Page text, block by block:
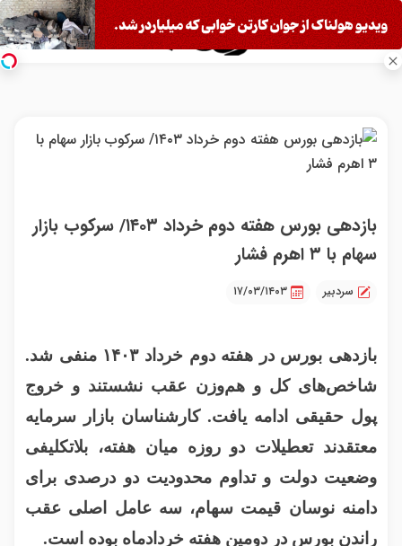
بازدهی بورس هفته دوم خرداد ۱۴۰۳/ سرکوب بازار
سهام با ۳ اهرم فشار
سردبیر ۱۷/۰۳/۱۴۰۳
بازدهی بورس در هفته دوم خرداد ۱۴۰۳ منفی شد.
شاخص‌های کل و هم‌وزن عقب نشستند و خروج
پول حقیقی ادامه یافت. کارشناسان بازار سرمایه
معتقدند تعطیلات دو روزه میان هفته، بلاتکلیفی
وضعیت دولت و تداوم محدودیت دو درصدی برای
دامنه نوسان قیمت سهام، سه عامل اصلی عقب
راندن بورس در دومین هفته خردادماه بوده است.